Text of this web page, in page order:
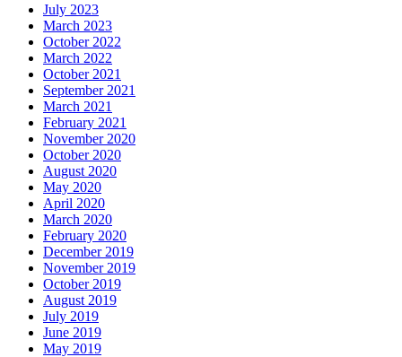
July 2023
March 2023
October 2022
March 2022
October 2021
September 2021
March 2021
February 2021
November 2020
October 2020
August 2020
May 2020
April 2020
March 2020
February 2020
December 2019
November 2019
October 2019
August 2019
July 2019
June 2019
May 2019